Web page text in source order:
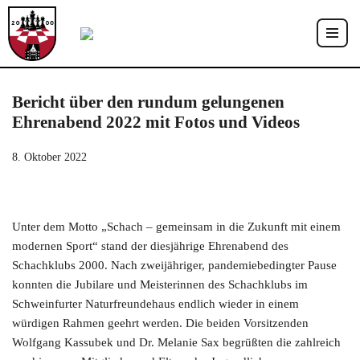
Zum
Inhalt
Bericht über den rundum gelungenen
Ehrenabend 2022 mit Fotos und Videos
8. Oktober 2022
Unter dem Motto „Schach – gemeinsam in die Zukunft mit einem
modernen Sport“ stand der diesjährige Ehrenabend des
Schachklubs 2000. Nach zweijähriger, pandemiebedingter Pause
konnten die Jubilare und Meisterinnen des Schachklubs im
Schweinfurter Naturfreundehaus endlich wieder in einem
würdigen Rahmen geehrt werden. Die beiden Vorsitzenden
Wolfgang Kassubek und Dr. Melanie Sax begrüßten die zahlreich